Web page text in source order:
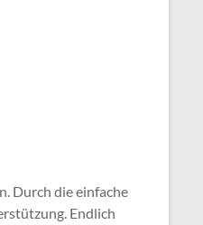
Durch die einfache
Endlich